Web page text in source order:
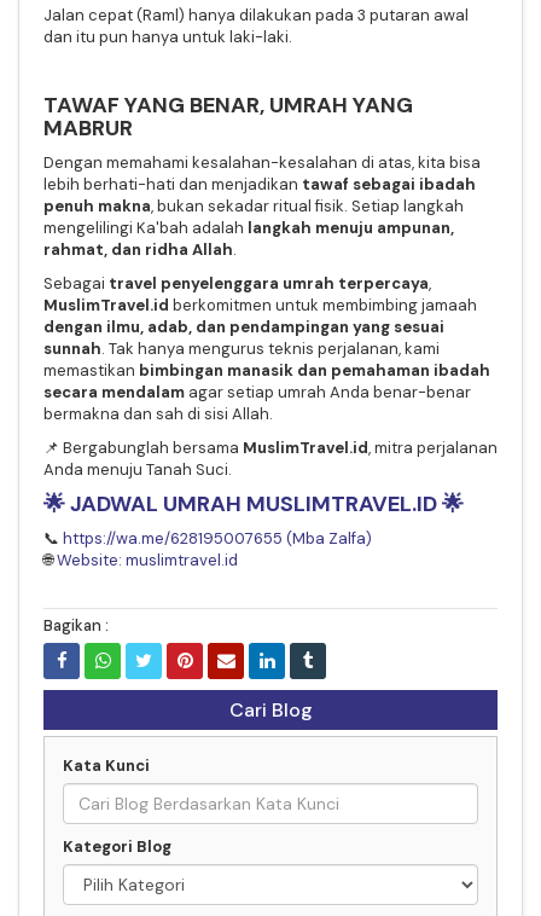
Jalan cepat (Raml) hanya dilakukan pada 3 putaran awal
dan itu pun hanya untuk laki-laki.
TAWAF YANG BENAR, UMRAH YANG
MABRUR
Dengan memahami kesalahan-kesalahan di atas, kita bisa
lebih berhati-hati dan menjadikan tawaf sebagai ibadah
penuh makna, bukan sekadar ritual fisik. Setiap langkah
mengelilingi Ka'bah adalah langkah menuju ampunan,
rahmat, dan ridha Allah.
Sebagai travel penyelenggara umrah terpercaya,
MuslimTravel.id berkomitmen untuk membimbing jamaah
dengan ilmu, adab, dan pendampingan yang sesuai
sunnah. Tak hanya mengurus teknis perjalanan, kami
memastikan bimbingan manasik dan pemahaman ibadah
secara mendalam agar setiap umrah Anda benar-benar
bermakna dan sah di sisi Allah.
📌 Bergabunglah bersama MuslimTravel.id, mitra perjalanan
Anda menuju Tanah Suci.
🌟JADWAL UMRAH MUSLIMTRAVEL.ID🌟
📞 https://wa.me/628195007655 (Mba Zalfa)
🌐Website: muslimtravel.id
Bagikan :
Cari Blog
Kata Kunci
Kategori Blog